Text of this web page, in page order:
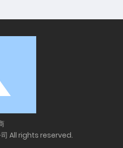
All rights reserved.